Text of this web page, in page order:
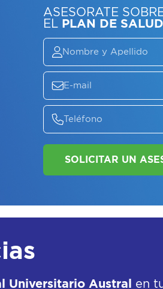
Universitario Austral en